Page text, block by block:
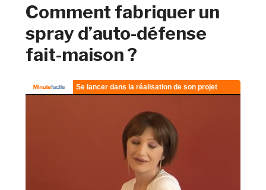
Comment fabriquer un
spray d’auto-défense
fait-maison ?